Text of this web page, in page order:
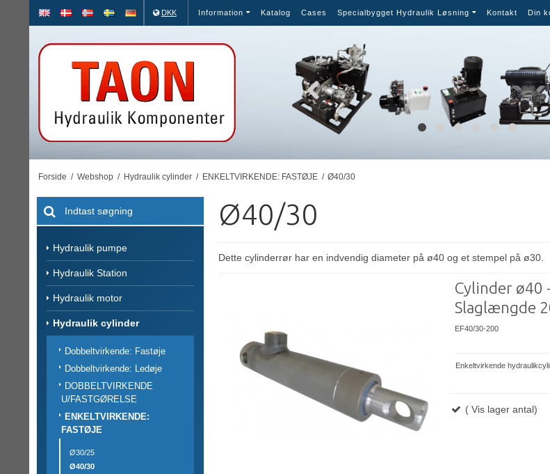
DKK Information Katalog Cases Specialbygget Hydraulik Løsning Kontakt Din
Forside / Webshop / Hydraulik cylinder / ENKELTVIRKENDE: FASTØJE / Ø40/30
Hydraulik pumpe
Hydraulik Station
Hydraulik motor
Hydraulik cylinder
Dobbeltvirkende: Fastøje
Dobbeltvirkende: Ledøje
DOBBELTVIRKENDE
U/FASTGØRELSE
ENKELTVIRKENDE:
FASTØJE
Ø30/25
Ø40/30
Ø40/30
Dette cylinderrør har en indvendig diameter på ø40 og et stempel på ø30.
Cylinder ø40
Slaglængde
EF40/30-200
Enkeltvirkende
( Vis lager antal)